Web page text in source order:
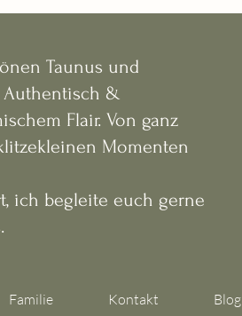
Taunus und
Authentisch &
Flair. Von ganz
Momenten
ich begleite euch gerne
Familie Kontakt Blog